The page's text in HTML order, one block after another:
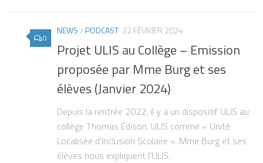
0
NEWS/PODCAST 22 FÉVRIER 2024
Projet ULIS au Collège – Emission
proposée par Mme Burg et ses
élèves (Janvier 2024)
Depuis la rentrée 2022, il y a un dispositif ULIS au
collège Thomas Edison. ULIS comme « Unité
Localisée d’Inclusion Scolaire ». Mme Burg et ses
élèves nous expliquent l’ULIS.